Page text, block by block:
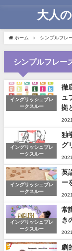
大人
ホーム シンプルフレ
シンプルフレー
イングリッシュブレ
ークスルー
徹
ュ
拠
イングリッシュブレ
ークスルー
独
グ
イングリッシュブレ
ークスルー
英
ー
イングリッシュブレ
ークスルー
常
き
劇